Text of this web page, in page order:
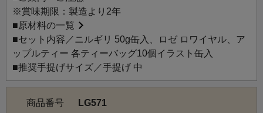
※賞味期限：製造より2年
■原材料の一覧
■セット内容／ニルギリ 50g缶入、ロゼ ロワイヤル、ア
ップルティー 各ティーバッグ10個イラスト缶入
■推奨手提げサイズ／手提げ 中
商品番号
LG571